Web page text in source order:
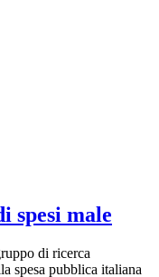
spesi male
di ricerca
spesa pubblica italiana